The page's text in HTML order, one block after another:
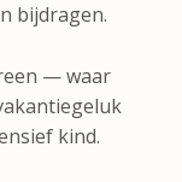
bijdragen.
— waar
kind.